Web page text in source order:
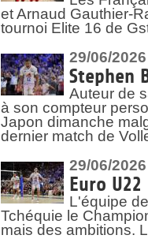
et Arnaud Gauthier-
tournoi Elite 16 de
29/06/2026
Stephen
Auteur de
à son compteur
Japon dimanche
dernier match de
29/06/2026
Euro
L'équipe
Tchéquie le
mais des ambitions.